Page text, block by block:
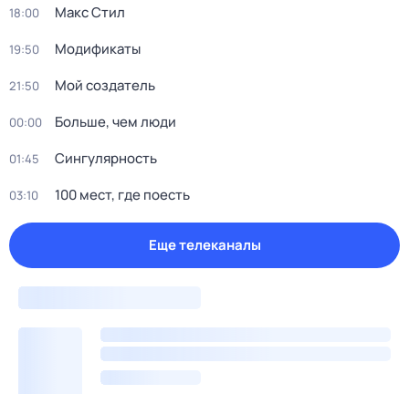
18:00 Макс Стил
19:50 Модификаты
21:50 Мой создатель
00:00 Больше, чем люди
01:45 Сингулярность
03:10 100 мест, где поесть
Еще телеканалы